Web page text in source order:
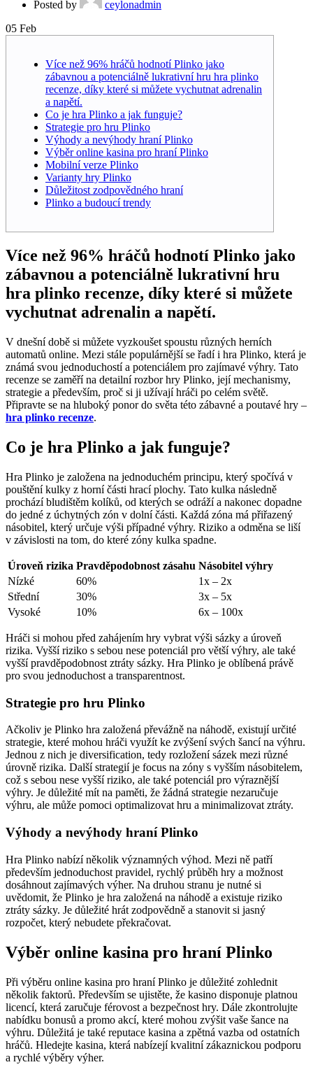
Posted by
ceylonadmin
05 Feb
Více než 96% hráčů hodnotí Plinko jako
zábavnou a potenciálně lukrativní hru hra plinko
recenze, díky které si můžete vychutnat adrenalin
a napětí.
Co je hra Plinko a jak funguje?
Strategie pro hru Plinko
Výhody a nevýhody hraní Plinko
Výběr online kasina pro hraní Plinko
Mobilní verze Plinko
Varianty hry Plinko
Důležitost zodpovědného hraní
Plinko a budoucí trendy
Více než 96% hráčů hodnotí Plinko jako
zábavnou a potenciálně lukrativní hru
hra plinko recenze, díky které si můžete
vychutnat adrenalin a napětí.
V dnešní době si můžete vyzkoušet spoustu různých herních
automatů online. Mezi stále populárnější se řadí i hra Plinko, která je
známá svou jednoduchostí a potenciálem pro zajímavé výhry. Tato
recenze se zaměří na detailní rozbor hry Plinko, její mechanismy,
strategie a především, proč si ji užívají hráči po celém světě.
Připravte se na hluboký ponor do světa této zábavné a poutavé hry –
hra plinko recenze.
Co je hra Plinko a jak funguje?
Hra Plinko je založena na jednoduchém principu, který spočívá v
pouštění kulky z horní části hrací plochy. Tato kulka následně
prochází bludištěm kolíků, od kterých se odráží a nakonec dopadne
do jedné z úchytných zón v dolní části. Každá zóna má přiřazený
násobitel, který určuje výši případné výhry. Riziko a odměna se liší
v závislosti na tom, do které zóny kulka spadne.
Úroveň rizika Pravděpodobnost zásahu Násobitel výhry
Nízké
60%
1x – 2x
Střední
30%
3x – 5x
Vysoké
10% 6x – 100x
Hráči si mohou před zahájením hry vybrat výši sázky a úroveň
rizika. Vyšší riziko s sebou nese potenciál pro větší výhry, ale také
vyšší pravděpodobnost ztráty sázky. Hra Plinko je oblíbená právě
pro svou jednoduchost a transparentnost.
Strategie pro hru Plinko
Ačkoliv je Plinko hra založená převážně na náhodě, existují určité
strategie, které mohou hráči využít ke zvýšení svých šancí na výhru.
Jednou z nich je diversification, tedy rozložení sázek mezi různé
úrovně rizika. Další strategií je focus na zóny s vyšším násobitelem,
což s sebou nese vyšší riziko, ale také potenciál pro výraznější
výhry. Je důležité mít na paměti, že žádná strategie nezaručuje
výhru, ale může pomoci optimalizovat hru a minimalizovat ztráty.
Výhody a nevýhody hraní Plinko
Hra Plinko nabízí několik významných výhod. Mezi ně patří
především jednoduchost pravidel, rychlý průběh hry a možnost
dosáhnout zajímavých výher. Na druhou stranu je nutné si
uvědomit, že Plinko je hra založená na náhodě a existuje riziko
ztráty sázky. Je důležité hrát zodpovědně a stanovit si jasný
rozpočet, který nebudete překračovat.
Výběr online kasina pro hraní Plinko
Při výběru online kasina pro hraní Plinko je důležité zohlednit
několik faktorů. Především se ujistěte, že kasino disponuje platnou
licencí, která zaručuje férovost a bezpečnost hry. Dále zkontrolujte
nabídku bonusů a promo akcí, které mohou zvýšit vaše šance na
výhru. Důležitá je také reputace kasina a zpětná vazba od ostatních
hráčů. Hledejte kasina, která nabízejí kvalitní zákaznickou podporu
a rychlé výběry výher.